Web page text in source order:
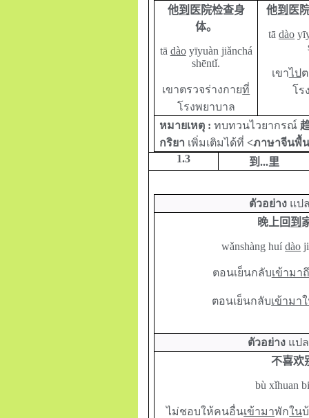
他到 医院检查身
体。
tā dàoyīyuàn jiǎnchá
shēntǐ.
เขาตรวจร่างกายที่
โรงพยาบาล
他到 医
tādào
เขาไป
โร
หมายเหตุ : ทบทวนไวยากรณ์
กริยา เพิ่มเติมได้ที่<ภาษาจีนพื้
1.3
到 ...里
ตัวอย่าง แป
晚上回 到
wǎnshàng huídào
ตอนเย็นกลับเข้ามา
ตอนเย็นกลับเข้ามา
ตัวอย่าง แป
不喜欢
bù xǐhuan
ไม่ชอบให้คนอื่นเข้ามาพักใน